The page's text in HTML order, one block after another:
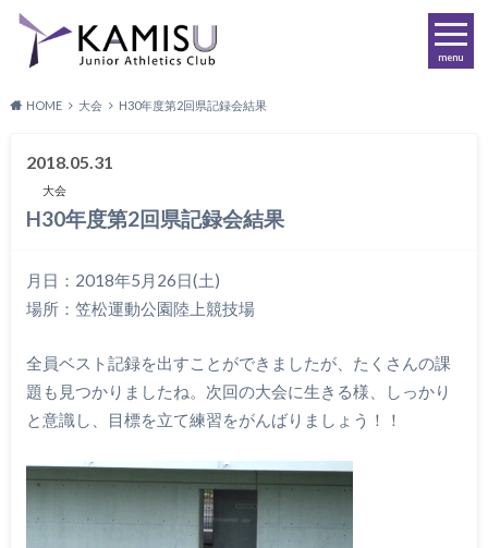
menu
HOME 大会 H30年度第2回県記録会結果
2018.05.31
大会
H30年度第2回県記録会結果
月日：2018年5月26日(土)
場所：笠松運動公園陸上競技場
全員ベスト記録を出すことができましたが、たくさんの課
題も見つかりましたね。次回の大会に生きる様、しっかり
と意識し、目標を立て練習をがんばりましょう！！